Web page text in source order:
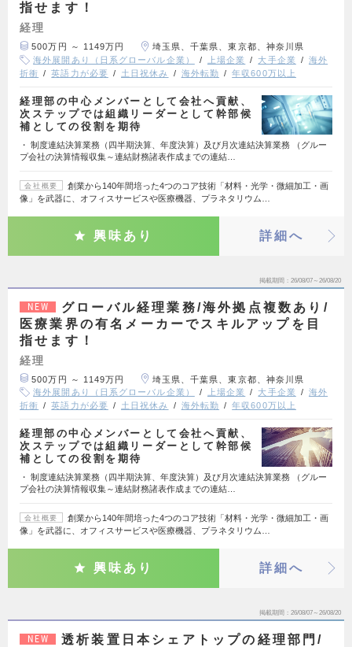
指せます！
経理
500万円 ～ 1149万円
埼玉県、千葉県、東京都、神奈川県
海外展開あり（日系グローバル企業）
上場企業 大手企業
海外
折衝
英語力が必要 土日祝休み 海外転勤 年収600万以上
経理部の中心メンバーとして会社へ貢献、
次ステップでは組織リーダーとして幹部候
補としての役割を期待
・ 制度連結決算業務（四半期決算、年度決算）及び月次連結決算業務 （グルー
プ会社の決算情報収集～連結財務諸表作成までの連結…
会社概要
創業から140年間培った4つのコア技術「材料・光学・微細加工・画
像」を武器に、オフィスサービスや医療機器、プラネタリウム…
興味あり 詳細へ
掲載期間 26/08/07～26/08/20
NEW
グローバル経理業務/海外拠点複数あり/
医療業界の有名メーカーでスキルアップを目
指せます！
経理
500万円 ～ 1149万円
埼玉県、千葉県、東京都、神奈川県
海外展開あり（日系グローバル企業）
上場企業 大手企業
海外
折衝
英語力が必要 土日祝休み 海外転勤 年収600万以上
経理部の中心メンバーとして会社へ貢献、
次ステップでは組織リーダーとして幹部候
補としての役割を期待
・ 制度連結決算業務（四半期決算、年度決算）及び月次連結決算業務 （グルー
プ会社の決算情報収集～連結財務諸表作成までの連結…
会社概要
創業から140年間培った4つのコア技術「材料・光学・微細加工・画
像」を武器に、オフィスサービスや医療機器、プラネタリウム…
興味あり 詳細へ
掲載期間 26/08/07～26/08/20
NEW
透析装置日本シェアトップの経理部門/